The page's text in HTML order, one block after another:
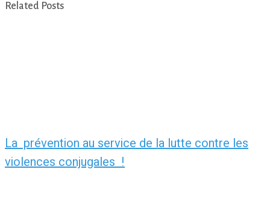
Related Posts
La prévention au service de la lutte contre les
violences conjugales !